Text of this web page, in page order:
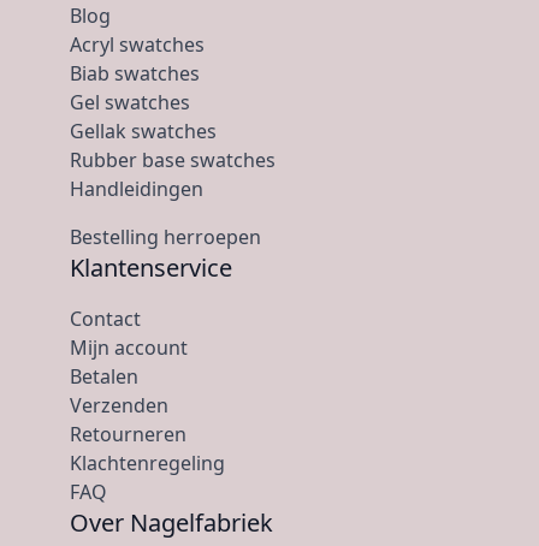
Blog
Acryl swatches
Biab swatches
Gel swatches
Gellak swatches
Rubber base swatches
Handleidingen
Bestelling herroepen
Klantenservice
Contact
Mijn account
Betalen
Verzenden
Retourneren
Klachtenregeling
FAQ
Over Nagelfabriek